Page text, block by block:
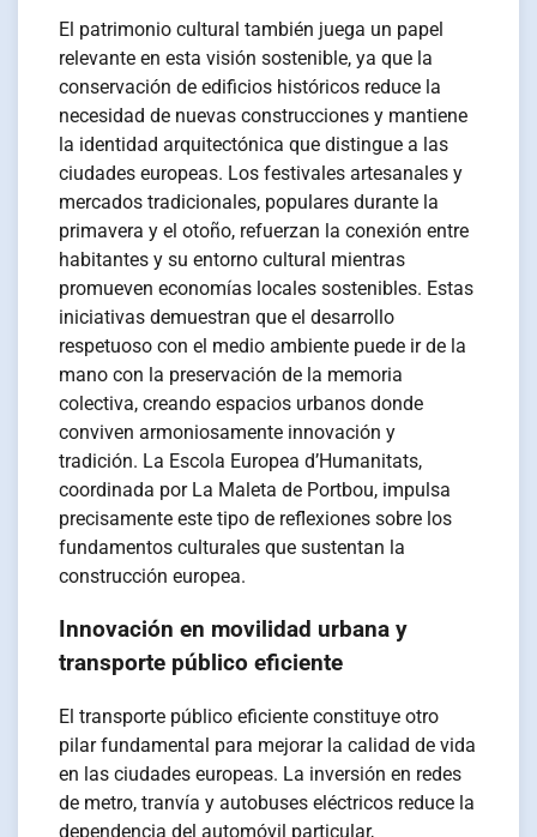
El patrimonio cultural también juega un papel
relevante en esta visión sostenible, ya que la
conservación de edificios históricos reduce la
necesidad de nuevas construcciones y mantiene
la identidad arquitectónica que distingue a las
ciudades europeas. Los festivales artesanales y
mercados tradicionales, populares durante la
primavera y el otoño, refuerzan la conexión entre
habitantes y su entorno cultural mientras
promueven economías locales sostenibles. Estas
iniciativas demuestran que el desarrollo
respetuoso con el medio ambiente puede ir de la
mano con la preservación de la memoria
colectiva, creando espacios urbanos donde
conviven armoniosamente innovación y
tradición. La Escola Europea d’Humanitats,
coordinada por La Maleta de Portbou, impulsa
precisamente este tipo de reflexiones sobre los
fundamentos culturales que sustentan la
construcción europea.
Innovación en movilidad urbana y
transporte público eficiente
El transporte público eficiente constituye otro
pilar fundamental para mejorar la calidad de vida
en las ciudades europeas. La inversión en redes
de metro, tranvía y autobuses eléctricos reduce la
dependencia del automóvil particular,